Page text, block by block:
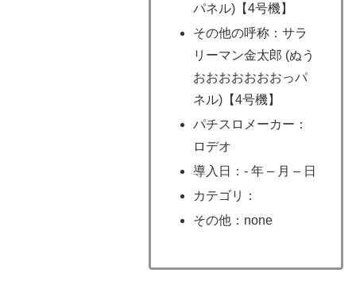
パネル)【4号機】
その他の呼称：サラ
リーマン金太郎 (ぬう
おおおおおおおっパ
ネル)【4号機】
パチスロメーカー：
ロデオ
導入日：- 年 – 月 – 日
カテゴリ：
その他：none